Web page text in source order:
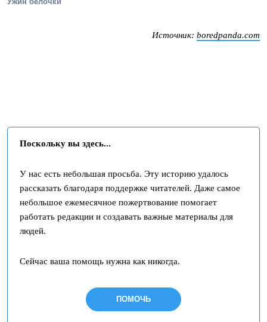
Источник: boredpanda.com
Поскольку вы здесь...
У нас есть небольшая просьба. Эту историю удалось
рассказать благодаря поддержке читателей. Даже самое
небольшое ежемесячное пожертвование помогает
работать редакции и создавать важные материалы для
людей.
Сейчас ваша помощь нужна как никогда.
ПОМОЧЬ